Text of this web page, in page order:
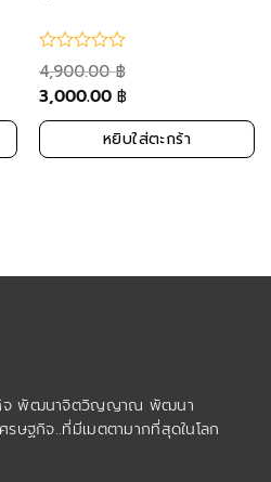
4,900.00฿
3,000.00 ฿
หยิบใส่ตะกร้า
กิจ พัฒนาจิตวิญญาณ พัฒนา
รษฐกิจ..ที่มีเมตตามากที่สุดในโลก